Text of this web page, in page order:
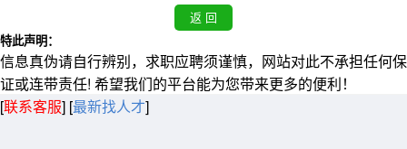
特此声明：
信息真伪请自行辨别，求职应聘须谨慎，网站对此不承担任何保
证或连带责任! 希望我们的平台能为您带来更多的便利！
[联系客服] [最新找人才]